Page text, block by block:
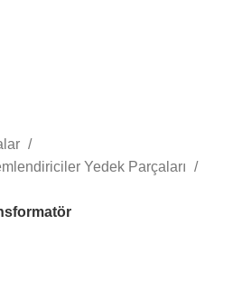
Yedek Parçaları